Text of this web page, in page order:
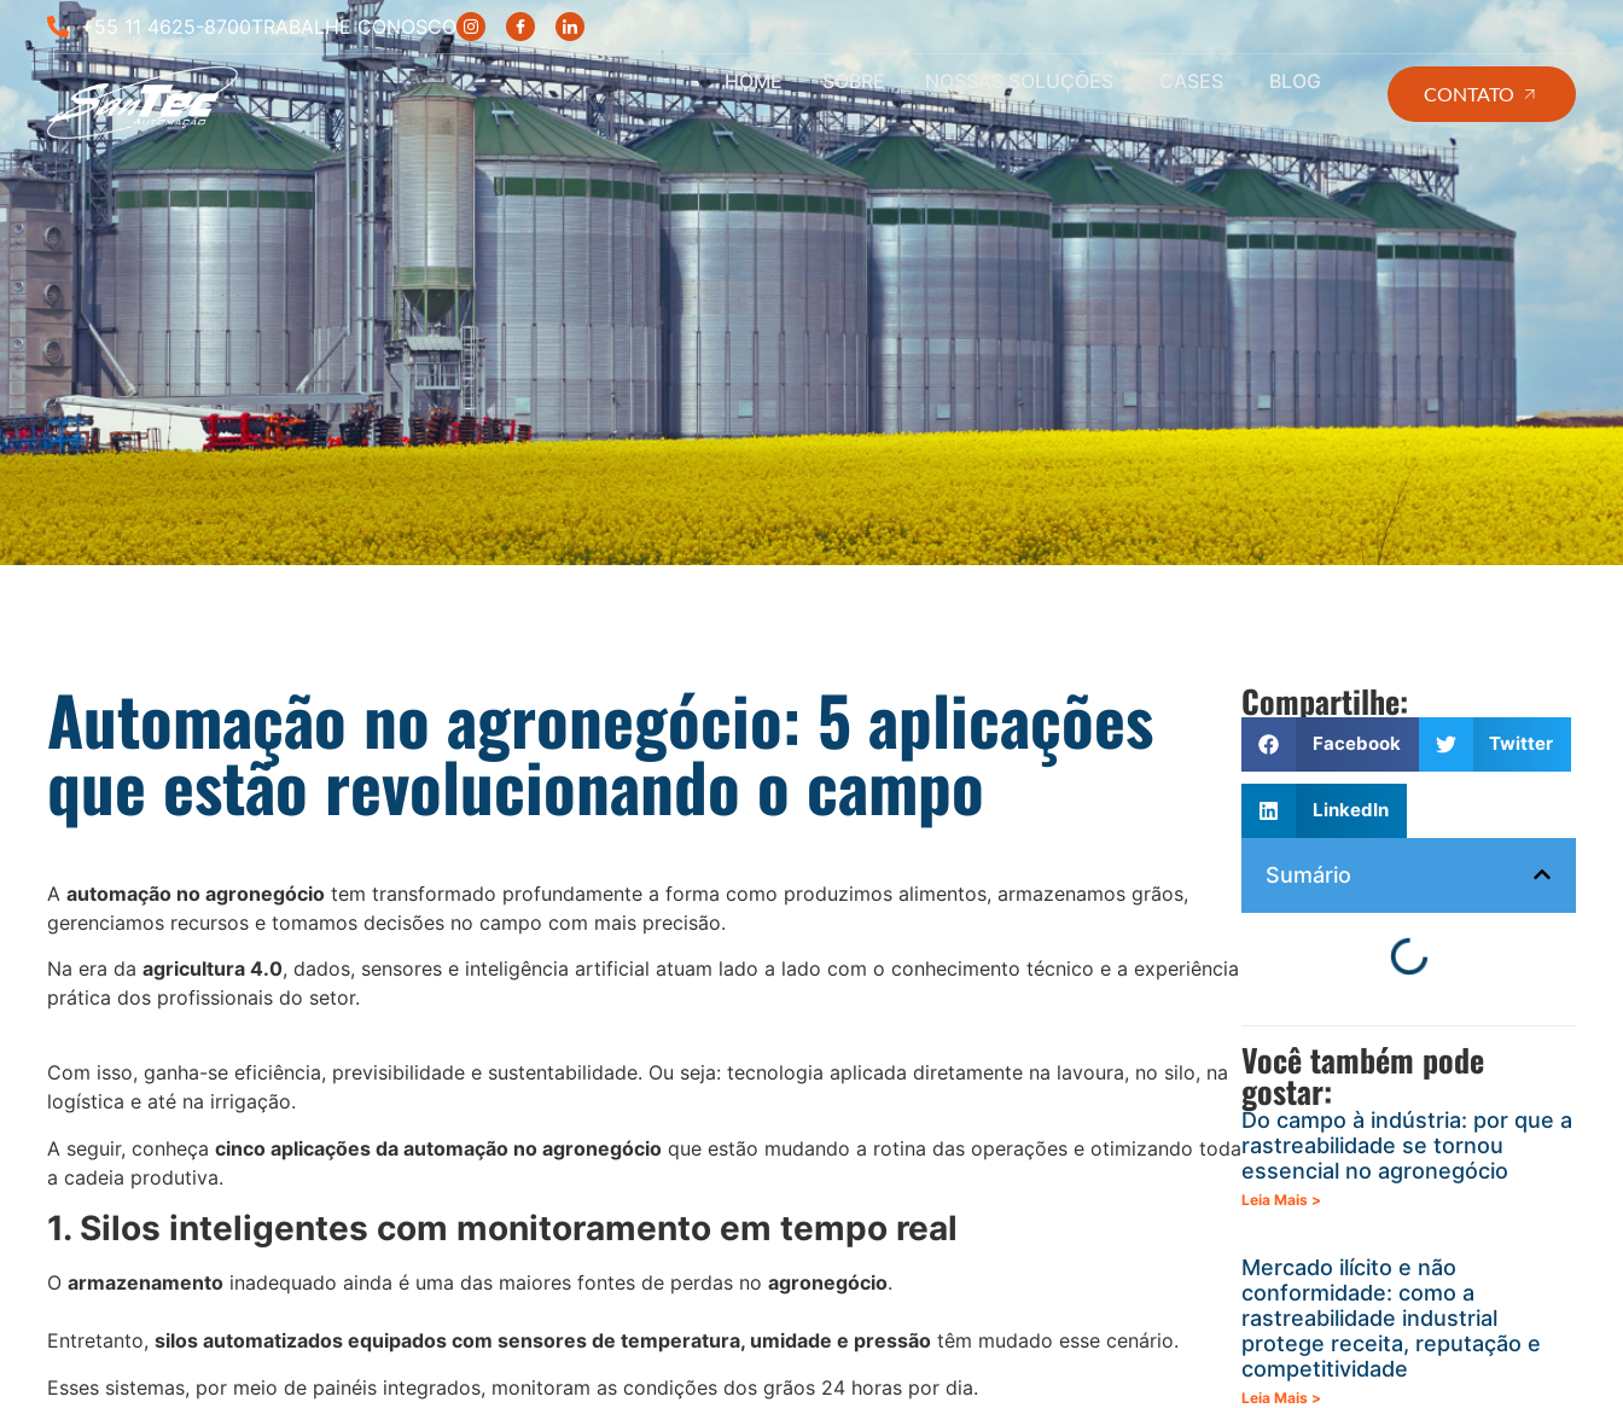
+55 11 4625-8700TRABALHE CONOSCO
HOME SOBRE NOSSAS SOLUÇÕES CASES BLOG
CONTATO
Automação no agronegócio: 5 aplicações
que estão revolucionando o campo
A automação no agronegócio tem transformado profundamente a forma como produzimos alimentos, armazenamos grãos,
gerenciamos recursos e tomamos decisões no campo com mais precisão.
Na era da agricultura 4.0, dados, sensores e inteligência artificial atuam lado a lado com o conhecimento técnico e a experiência
prática dos profissionais do setor.
Com isso, ganha-se eficiência, previsibilidade e sustentabilidade. Ou seja: tecnologia aplicada diretamente na lavoura, no silo, na
logística e até na irrigação.
A seguir, conheça cinco aplicações da automação no agronegócio que estão mudando a rotina das operações e otimizando toda
a cadeia produtiva.
1. Silos inteligentes com monitoramento em tempo real
O armazenamento inadequado ainda é uma das maiores fontes de perdas no agronegócio.
Entretanto, silos automatizados equipados com sensores de temperatura, umidade e pressão têm mudado esse cenário.
Esses sistemas, por meio de painéis integrados, monitoram as condições dos grãos 24 horas por dia.
Compartilhe:
Facebook Twitter
LinkedIn
Sumário
Você também pode
gostar:
Do campo à indústria: por que a
rastreabilidade se tornou
essencial no agronegócio
Leia Mais >
Mercado ilícito e não
conformidade: como a
rastreabilidade industrial
protege receita, reputação e
competitividade
Leia Mais >